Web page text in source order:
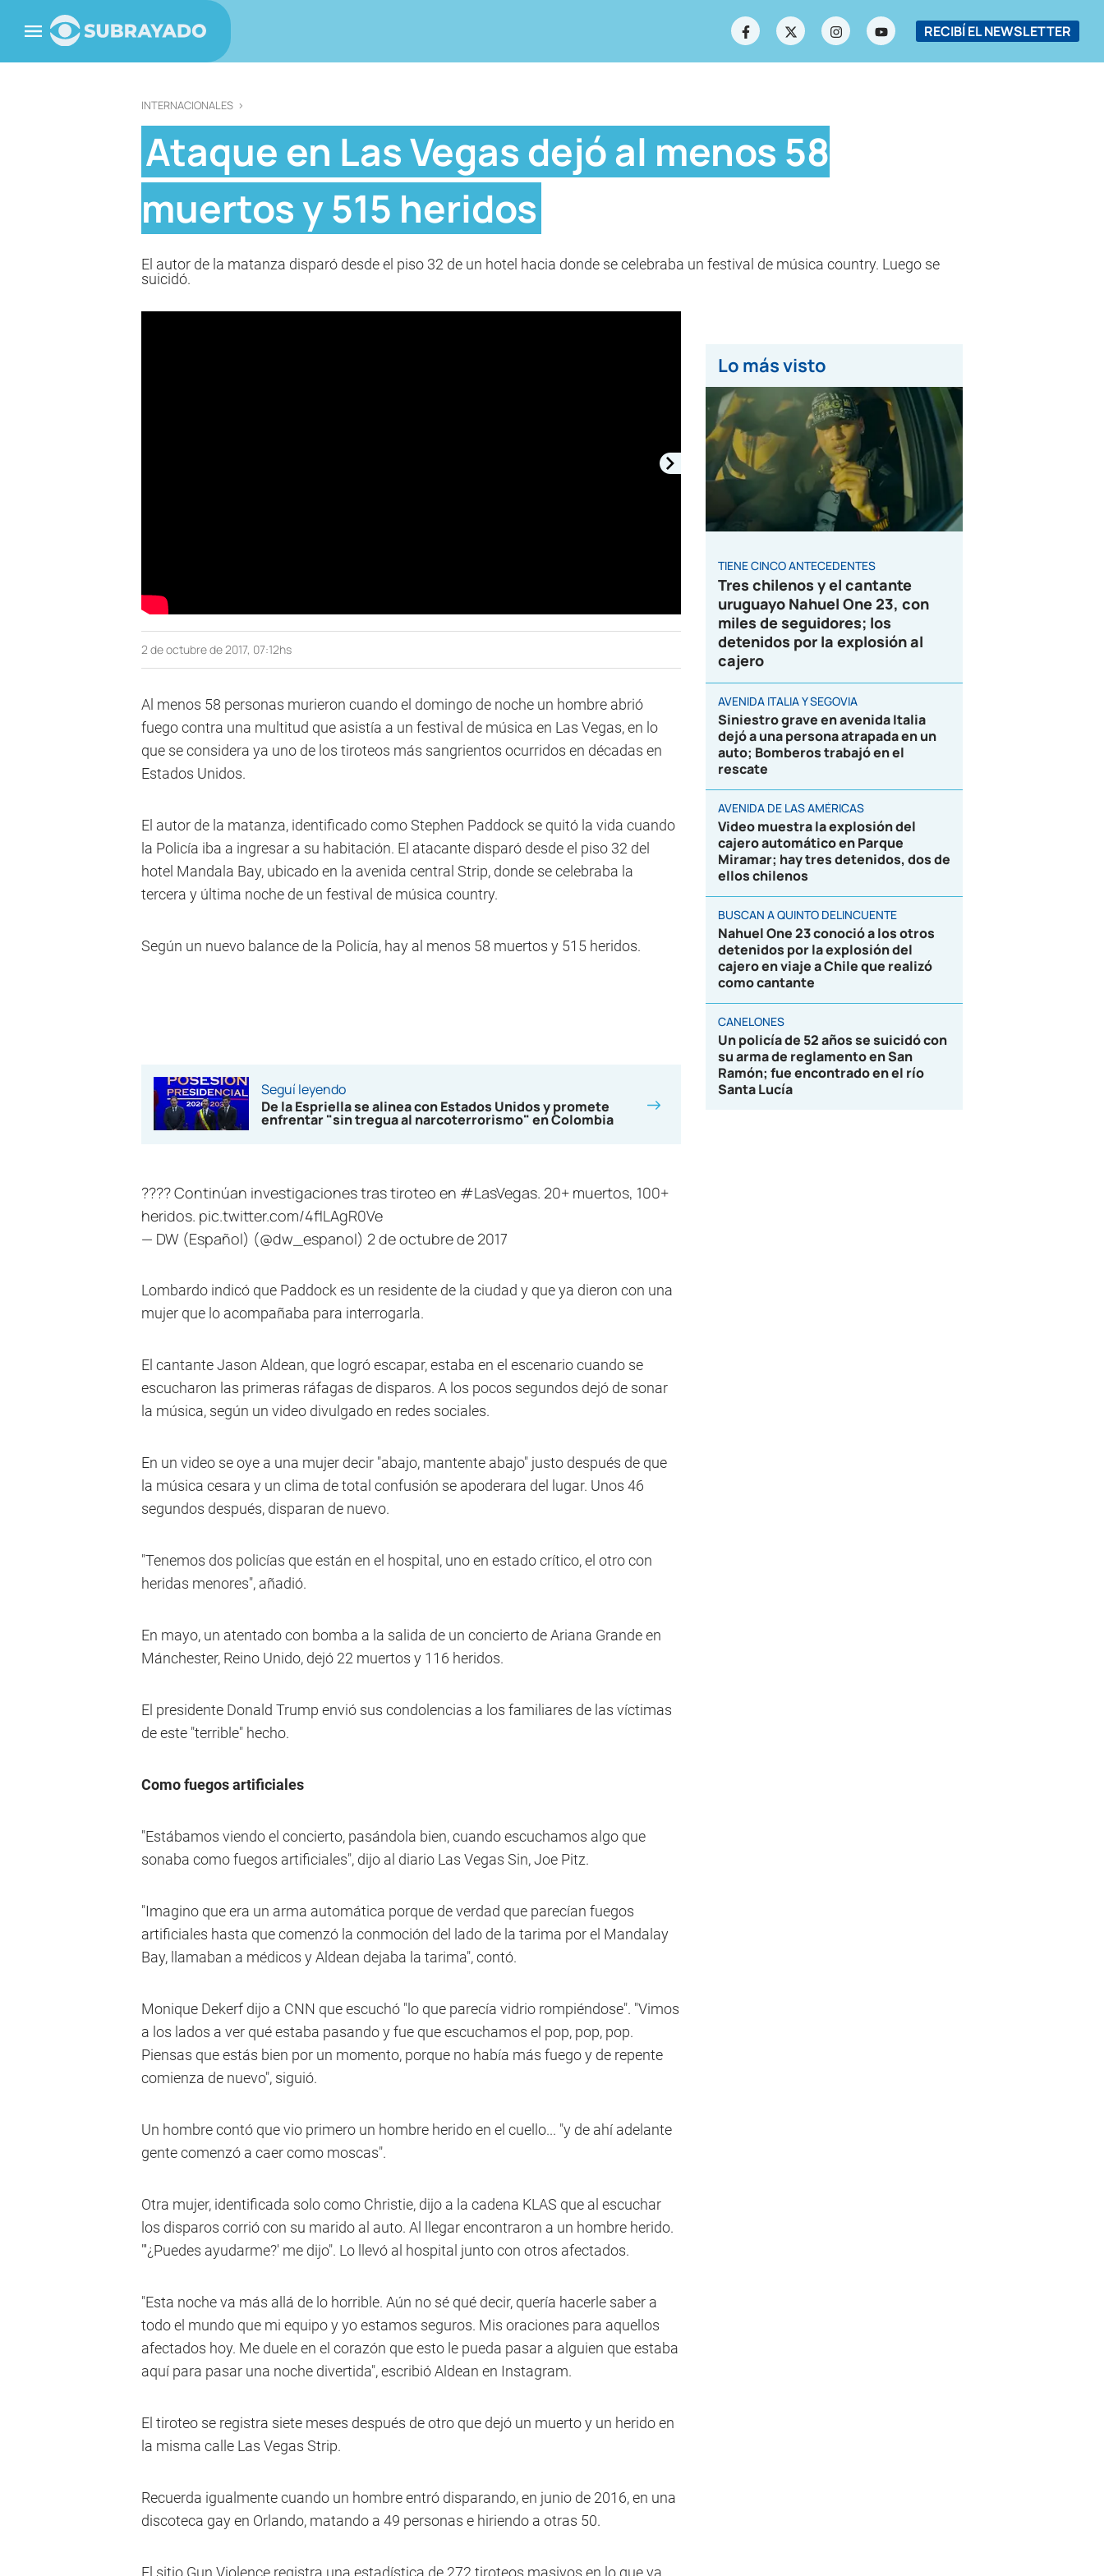
RECIBÍ EL NEWSLETTER
INTERNACIONALES >
Ataque en Las Vegas dejó al menos 58
muertos y 515 heridos
El autor de la matanza disparó desde el piso 32 de un hotel hacia donde se celebraba un festival de música country. Luego se
suicidó.
2 de octubre de 2017, 07:12hs
Al menos 58 personas murieron cuando el domingo de noche un hombre abrió
fuego contra una multitud que asistía a un festival de música en Las Vegas, en lo
que se considera ya uno de los tiroteos más sangrientos ocurridos en décadas en
Estados Unidos.
El autor de la matanza, identificado como Stephen Paddock se quitó la vida cuando
la Policía iba a ingresar a su habitación. El atacante disparó desde el piso 32 del
hotel Mandala Bay, ubicado en la avenida central Strip, donde se celebraba la
tercera y última noche de un festival de música country.
Según un nuevo balance de la Policía, hay al menos 58 muertos y 515 heridos.
Seguí leyendo
De la Espriella se alinea con Estados Unidos y promete
enfrentar "sin tregua al narcoterrorismo" en Colombia
???? Continúan investigaciones tras tiroteo en #LasVegas. 20+ muertos, 100+
heridos. pic.twitter.com/4flLAgR0Ve
— DW (Español) (@dw_espanol) 2 de octubre de 2017
Lombardo indicó que Paddock es un residente de la ciudad y que ya dieron con una
mujer que lo acompañaba para interrogarla.
El cantante Jason Aldean, que logró escapar, estaba en el escenario cuando se
escucharon las primeras ráfagas de disparos. A los pocos segundos dejó de sonar
la música, según un video divulgado en redes sociales.
En un video se oye a una mujer decir "abajo, mantente abajo" justo después de que
la música cesara y un clima de total confusión se apoderara del lugar. Unos 46
segundos después, disparan de nuevo.
"Tenemos dos policías que están en el hospital, uno en estado crítico, el otro con
heridas menores", añadió.
En mayo, un atentado con bomba a la salida de un concierto de Ariana Grande en
Mánchester, Reino Unido, dejó 22 muertos y 116 heridos.
El presidente Donald Trump envió sus condolencias a los familiares de las víctimas
de este "terrible" hecho.
Como fuegos artificiales
"Estábamos viendo el concierto, pasándola bien, cuando escuchamos algo que
sonaba como fuegos artificiales", dijo al diario Las Vegas Sin, Joe Pitz.
"Imagino que era un arma automática porque de verdad que parecían fuegos
artificiales hasta que comenzó la conmoción del lado de la tarima por el Mandalay
Bay, llamaban a médicos y Aldean dejaba la tarima", contó.
Monique Dekerf dijo a CNN que escuchó "lo que parecía vidrio rompiéndose". "Vimos
a los lados a ver qué estaba pasando y fue que escuchamos el pop, pop, pop.
Piensas que estás bien por un momento, porque no había más fuego y de repente
comienza de nuevo", siguió.
Un hombre contó que vio primero un hombre herido en el cuello... "y de ahí adelante
gente comenzó a caer como moscas".
Otra mujer, identificada solo como Christie, dijo a la cadena KLAS que al escuchar
los disparos corrió con su marido al auto. Al llegar encontraron a un hombre herido.
"'¿Puedes ayudarme?' me dijo". Lo llevó al hospital junto con otros afectados.
"Esta noche va más allá de lo horrible. Aún no sé qué decir, quería hacerle saber a
todo el mundo que mi equipo y yo estamos seguros. Mis oraciones para aquellos
afectados hoy. Me duele en el corazón que esto le pueda pasar a alguien que estaba
aquí para pasar una noche divertida", escribió Aldean en Instagram.
El tiroteo se registra siete meses después de otro que dejó un muerto y un herido en
la misma calle Las Vegas Strip.
Recuerda igualmente cuando un hombre entró disparando, en junio de 2016, en una
discoteca gay en Orlando, matando a 49 personas e hiriendo a otras 50.
Lo más visto
TIENE CINCO ANTECEDENTES
Tres chilenos y el cantante
uruguayo Nahuel One 23, con
miles de seguidores; los
detenidos por la explosión al
cajero
AVENIDA ITALIA Y SEGOVIA
Siniestro grave en avenida Italia
dejó a una persona atrapada en un
auto; Bomberos trabajó en el
rescate
AVENIDA DE LAS AMÉRICAS
Video muestra la explosión del
cajero automático en Parque
Miramar; hay tres detenidos, dos de
ellos chilenos
BUSCAN A QUINTO DELINCUENTE
Nahuel One 23 conoció a los otros
detenidos por la explosión del
cajero en viaje a Chile que realizó
como cantante
CANELONES
Un policía de 52 años se suicidó con
su arma de reglamento en San
Ramón; fue encontrado en el río
Santa Lucía